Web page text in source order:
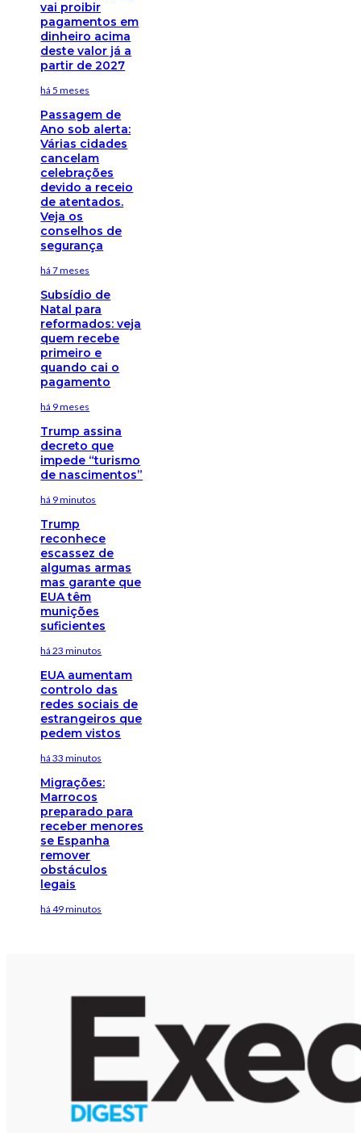
vai proibir
pagamentos em
dinheiro acima
deste valor já a
partir de 2027
há 5 meses
Passagem de
Ano sob alerta:
Várias cidades
cancelam
celebrações
devido a receio
de atentados.
Veja os
conselhos de
segurança
há 7 meses
Subsídio de
Natal para
reformados: veja
quem recebe
primeiro e
quando cai o
pagamento
há 9 meses
Trump assina
decreto que
impede “turismo
de nascimentos”
há 9 minutos
Trump
reconhece
escassez de
algumas armas
mas garante que
EUA têm
munições
suficientes
há 23 minutos
EUA aumentam
controlo das
redes sociais de
estrangeiros que
pedem vistos
há 33 minutos
Migrações:
Marrocos
preparado para
receber menores
se Espanha
remover
obstáculos
legais
há 49 minutos